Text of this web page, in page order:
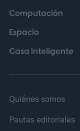
ocurre dentro.
Computación
Espacio
Casa inteligente
Quiénes somos
Pautas editoriales